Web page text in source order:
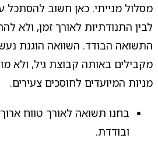
מסלול מנייתי. כאן חשוב להסתכל
לבין התנודתיות לאורך זמן, ולא
התשואה הבודד. השוואה הוגנת
מקבילים באותה קבוצת גיל, ולא
מניות המיועדים לחוסכים צעירים.
בחנו תשואה לאורך טווח
ובודדת.